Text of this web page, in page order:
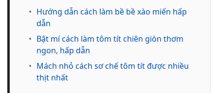
• Hướng dẫn cách làm bề bề xào miến hấp
dẫn
• Bật mí cách làm tôm tít chiên giòn thơm
ngon, hấp dẫn
• Mách nhỏ cách sơ chế tôm tít được nhiều
thịt nhất